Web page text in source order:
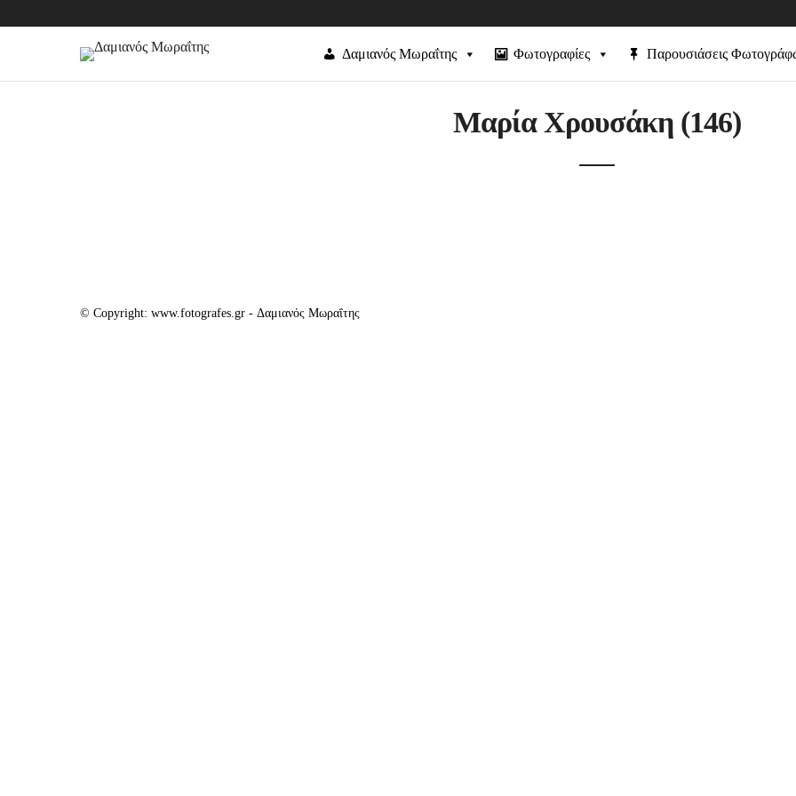
Δαμιανός Μωραΐτης Φωτογραφίες Παρουσιάσεις
Μαρία Χρουσάκη (146)
© Copyright: www.fotografes.gr - Δαμιανός Μωραΐτης